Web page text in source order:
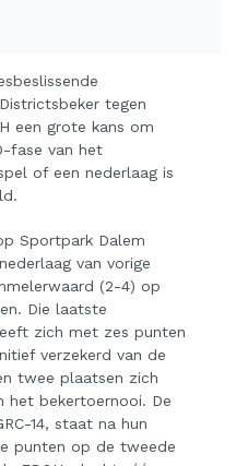
tegen
een grote kans om
fase van het
of een nederlaag is
Sportpark Dalem
van vorige
(2-4) op
Die laatste
zich met zes punten
verzekerd van de
twee plaatsen zich
het bekertoernooi. De
14, staat na hun
punten op de tweede